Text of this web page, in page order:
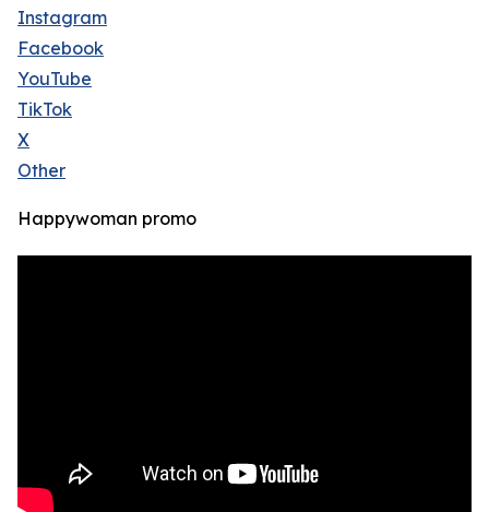
Instagram
Facebook
YouTube
TikTok
X
Other
Happywoman promo